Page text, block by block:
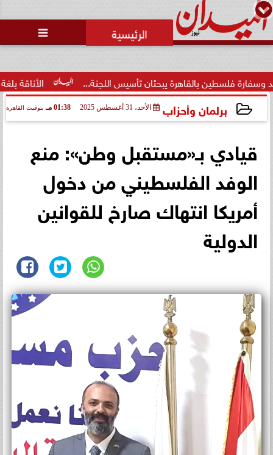

الأناقة بلغة بالقاهرة يبحثان تأسيس اللجنة...
برلمان وأحزاب الأحد، 31 أغسطس 2025 01:38 مـ بتوقيت القاهرة
قيادي بـ«مستقبل وطن»: منع
الوفد الفلسطيني من دخول
أمريكا انتهاك صارخ للقوانين
الدولية